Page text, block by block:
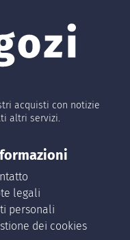
acquisti con notizie
altri servizi.
legali
personali
dei cookies